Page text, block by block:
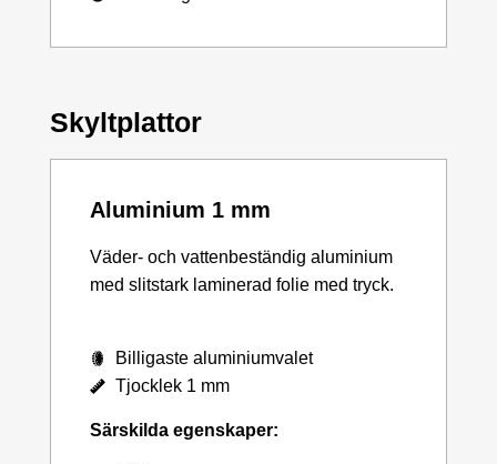
Skyltplattor
Aluminium 1 mm
Väder- och vattenbeständig aluminium
med slitstark laminerad folie med tryck.
Billigaste aluminiumvalet
Tjocklek 1 mm
Särskilda egenskaper: